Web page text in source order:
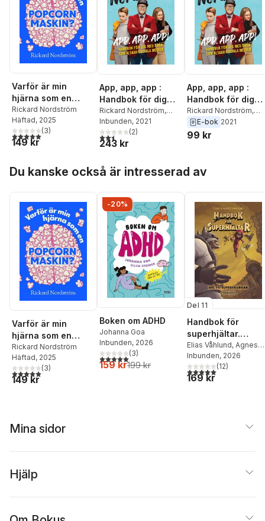
Varför är min
hjärna som en
popcornmaskin?
Rickard Nordström
Häftad, 2025
5,0utav 5 stjärnor. Totalt antal röster:
(3)
149 kr
App, app, app :
Handbok för dig
med barn som
älskar sociala
medier
Rickard Nordström,
Hanna Welin
Inbunden, 2021
2,5utav 5 stjärnor. Totalt antal röster:
(2)
243 kr
App, app, app :
Handbok för dig
med barn som
älskar sociala
medier
Rickard Nordström,
Hanna Welin
E-bok 2021
99 kr
Du kanske också är intresserad av
Varför är min
hjärna som en
popcornmaskin?
Rickard Nordström
Häftad, 2025
5,0utav 5 stjärnor. Totalt antal röster:
(3)
149 kr
-20%
Boken om ADHD
Johanna Goa
Inbunden, 2026
5,0utav 5 stjärnor. Totalt antal röster:
(3)
159 kr199 kr
Del 11
Handbok för
superhjältar.
Superskurkar
Elias Våhlund, Agnes
Våhlund
Inbunden, 2026
5,0utav 5 stjärnor.
(12)
169 kr
Mina sidor
Hjälp